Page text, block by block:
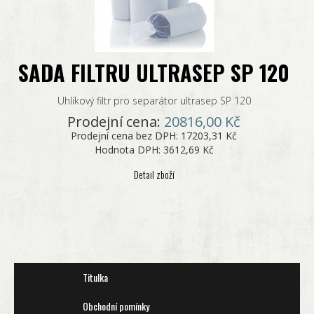
SADA FILTRU ULTRASEP SP 120
Uhlíkový filtr pro separátor ultrasep SP 120
Prodejní cena: 20816,00 Kč
Prodejní cena bez DPH: 17203,31 Kč
Hodnota DPH: 3612,69 Kč
Detail zboží
Titulka
Obchodní pomínky